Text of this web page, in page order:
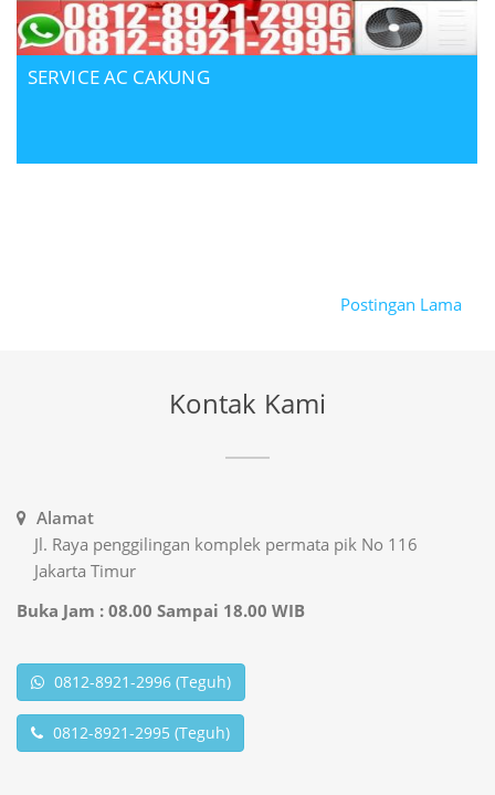
SERVICE AC CAKUNG
Postingan Lama
Kontak Kami
Alamat
Jl. Raya penggilingan komplek permata pik No 116
Jakarta Timur
Buka Jam : 08.00 Sampai 18.00 WIB
0812-8921-2996 (Teguh)
0812-8921-2995 (Teguh)